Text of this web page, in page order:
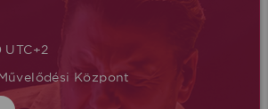
UTC+2
Központ